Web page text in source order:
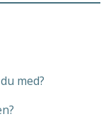
med?